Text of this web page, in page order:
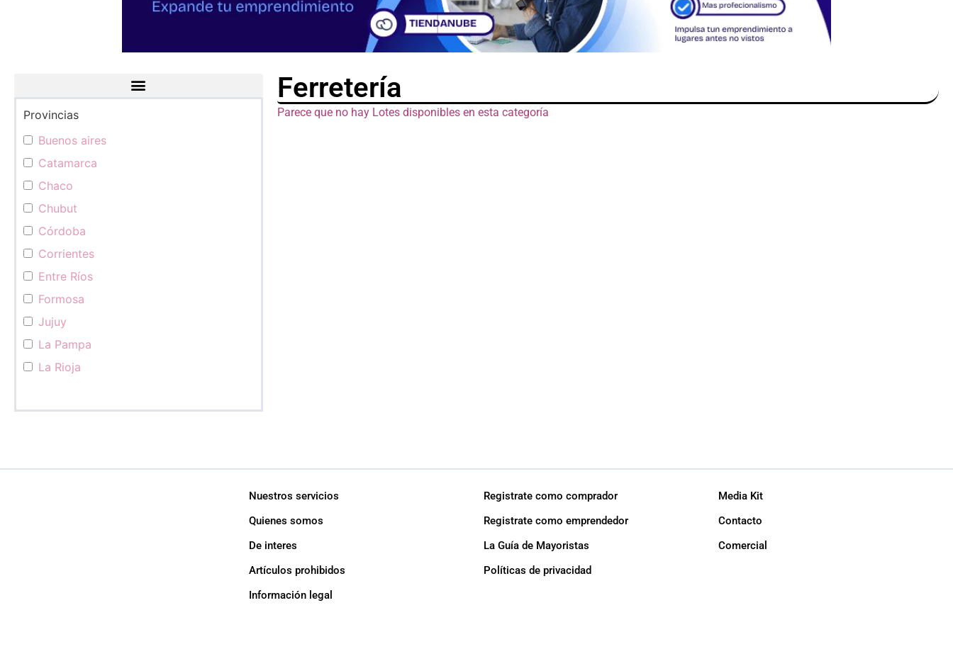
Provincias
Buenos aires
Catamarca
Chaco
Chubut
Córdoba
Corrientes
Entre Ríos
Formosa
Jujuy
La Pampa
La Rioja
Misiones
Ferretería
Parece que no hay Lotes disponibles en esta categoría
Nuestros servicios
Quienes somos
De interes
Artículos prohibidos
Información legal
Registrate como comprador
Registrate como emprendedor
La Guía de Mayoristas
Políticas de privacidad
Media Kit
Contacto
Comercial